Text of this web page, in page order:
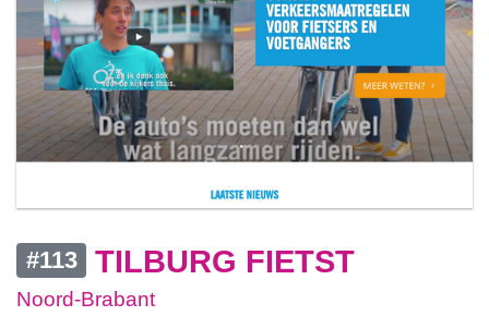
#113 TILBURG FIETST
Noord-Brabant